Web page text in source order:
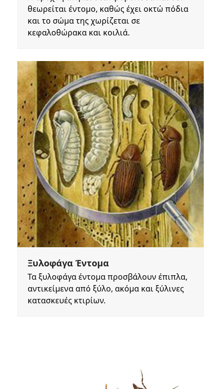
θεωρείται έντομο, καθώς έχει οκτώ πόδια
και το σώμα της χωρίζεται σε
κεφαλοθώρακα και κοιλιά.
Ξυλοφάγα Έντομα
Τα ξυλοφάγα έντομα προσβάλουν έπιπλα,
αντικείμενα από ξύλο, ακόμα και ξύλινες
κατασκευές κτιρίων.